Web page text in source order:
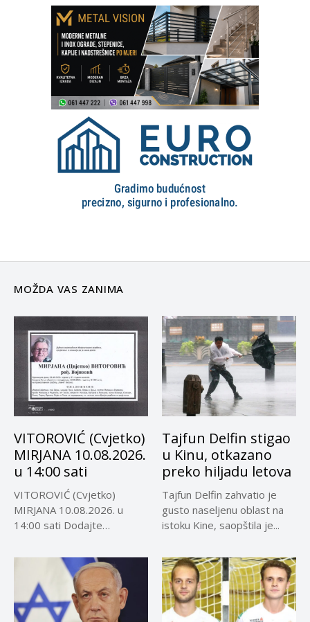
MOŽDA VAS ZANIMA
VITOROVIĆ (Cvjetko)
MIRJANA 10.08.2026.
u 14:00 sati
VITOROVIĆ (Cvjetko)
MIRJANA 10.08.2026. u
14:00 sati Dodajte
izvore...
Tajfun Delfin stigao
u Kinu, otkazano
preko hiljadu letova
Tajfun Delfin zahvatio je
gusto naseljenu oblast na
istoku Kine, saopštila je...